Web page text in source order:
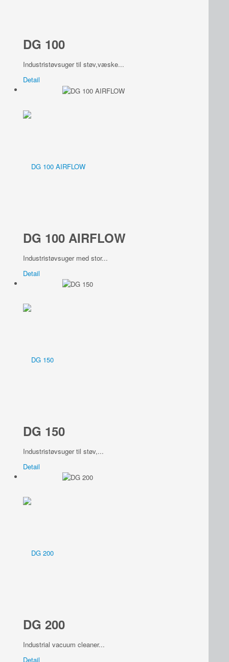
DG 100
Industristøvsuger til støv,væske...
Detail
DG 100 AIRFLOW
Industristøvsuger med stor...
Detail
DG 150
Industristøvsuger til støv,...
Detail
DG 200
Industrial vacuum cleaner...
Detail